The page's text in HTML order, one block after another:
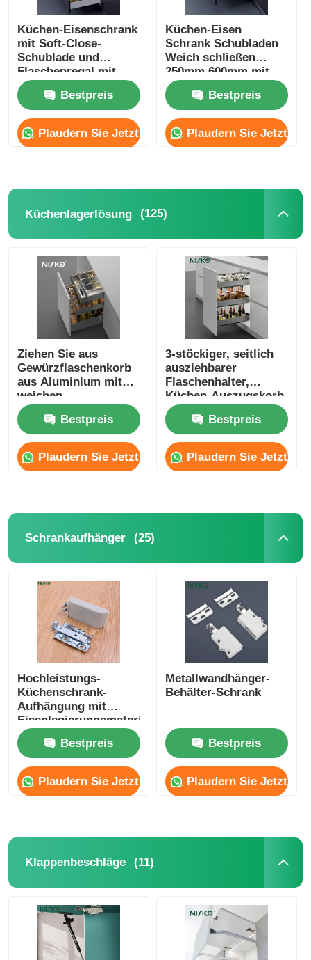
Küchen-Eisenschrank
mit Soft-Close-
Schublade und
Flaschenregal mit
Vierkantstab
Bestpreis
Plaudern Sie Jetzt
Küchen-Eisen
Schrank Schubladen
Weich schließen
250mm 600mm mit
rundem Stab
Bestpreis
Plaudern Sie Jetzt
Küchenlagerlösung (125)
Ziehen Sie aus
Gewürzflaschenkorb
aus Aluminium mit
weichen
Schließschiebe
Bestpreis
Plaudern Sie Jetzt
3-stöckiger, seitlich
ausziehbarer
Flaschenhalter,
Küchen-Auszugskorb,
Schrank-Organizer
Bestpreis
Plaudern Sie Jetzt
Schrankaufhänger (25)
Hochleistungs-
Küchenschrank-
Aufhängung mit
Eisenlegierungsmaterial
Bestpreis
Plaudern Sie Jetzt
Metallwandhänger-
Behälter-Schrank
Bestpreis
Plaudern Sie Jetzt
Klappenbeschläge (11)